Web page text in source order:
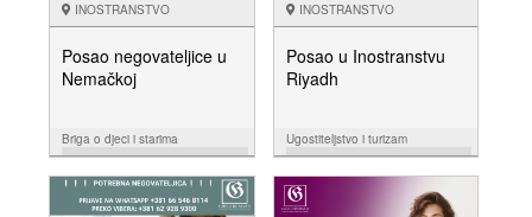
INOSTRANSTVO
Posao negovateljice u
Nemačkoj
Briga o djeci i starima
NUDIM
INOSTRANSTVO
Posao u Inostranstvu
Riyadh
Ugostiteljstvo i turizam
NUDIM